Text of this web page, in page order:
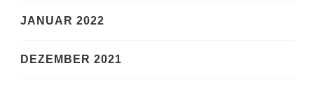
JANUAR 2022
DEZEMBER 2021